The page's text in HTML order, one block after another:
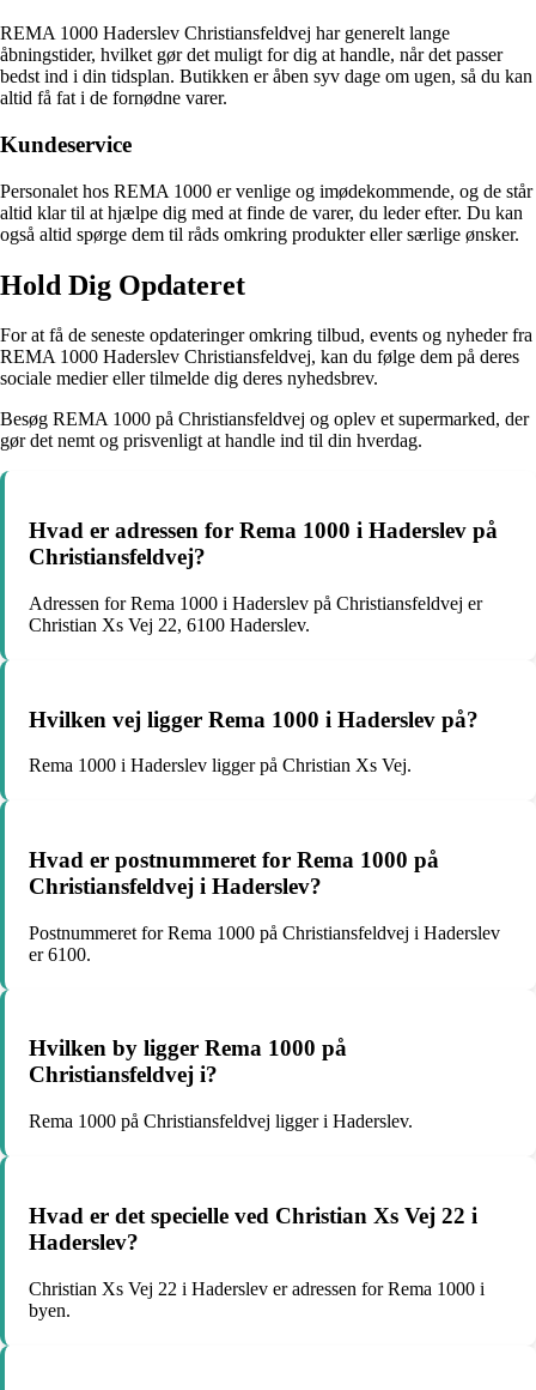
REMA 1000 Haderslev Christiansfeldvej har generelt lange
åbningstider, hvilket gør det muligt for dig at handle, når det passer
bedst ind i din tidsplan. Butikken er åben syv dage om ugen, så du kan
altid få fat i de fornødne varer.
Kundeservice
Personalet hos REMA 1000 er venlige og imødekommende, og de står
altid klar til at hjælpe dig med at finde de varer, du leder efter. Du kan
også altid spørge dem til råds omkring produkter eller særlige ønsker.
Hold Dig Opdateret
For at få de seneste opdateringer omkring tilbud, events og nyheder fra
REMA 1000 Haderslev Christiansfeldvej, kan du følge dem på deres
sociale medier eller tilmelde dig deres nyhedsbrev.
Besøg REMA 1000 på Christiansfeldvej og oplev et supermarked, der
gør det nemt og prisvenligt at handle ind til din hverdag.
Hvad er adressen for Rema 1000 i Haderslev på
Christiansfeldvej?
Adressen for Rema 1000 i Haderslev på Christiansfeldvej er
Christian Xs Vej 22, 6100 Haderslev.
Hvilken vej ligger Rema 1000 i Haderslev på?
Rema 1000 i Haderslev ligger på Christian Xs Vej.
Hvad er postnummeret for Rema 1000 på
Christiansfeldvej i Haderslev?
Postnummeret for Rema 1000 på Christiansfeldvej i Haderslev
er 6100.
Hvilken by ligger Rema 1000 på
Christiansfeldvej i?
Rema 1000 på Christiansfeldvej ligger i Haderslev.
Hvad er det specielle ved Christian Xs Vej 22 i
Haderslev?
Christian Xs Vej 22 i Haderslev er adressen for Rema 1000 i
byen.